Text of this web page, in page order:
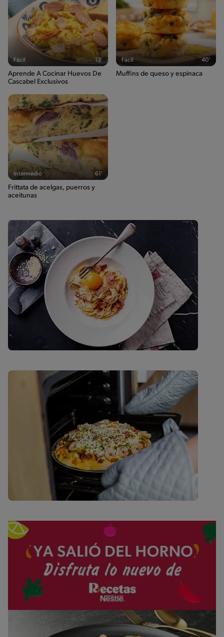
302g / 0%
Salt
0.7g / %
Fácil 13'
Aprende A Cocinar Huevos De
Cascabel Exclusivos
Fácil 40'
Muffins de queso y espinaca
Intermedio 61'
Frittata de acelgas, puerros y
aceitunas